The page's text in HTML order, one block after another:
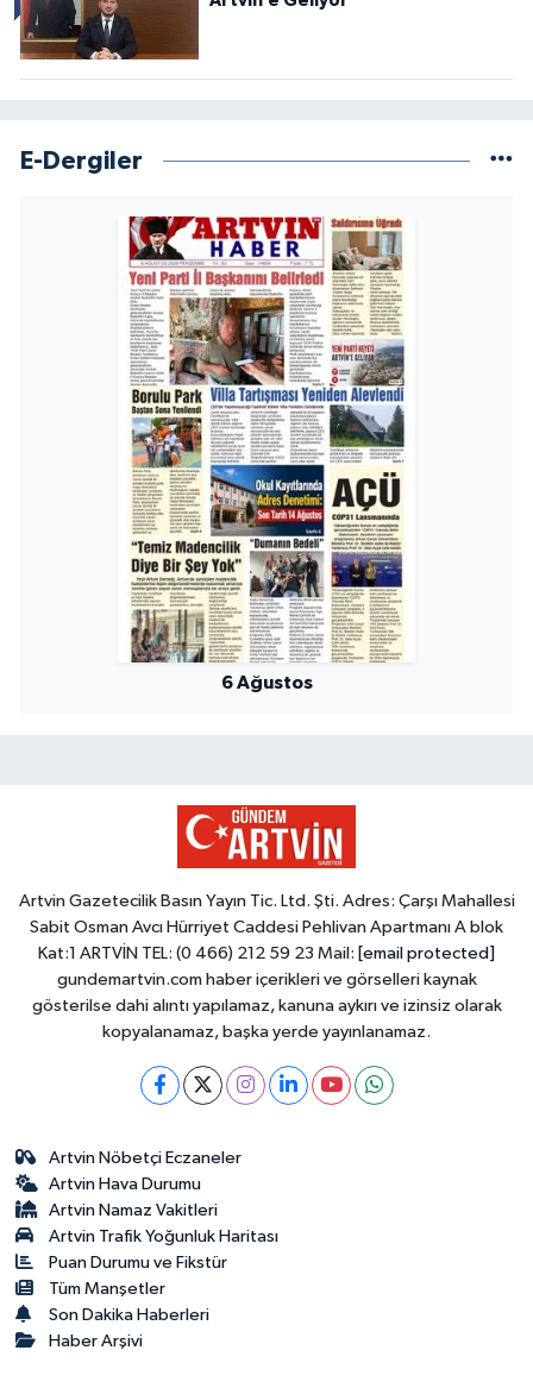
E-Dergiler
6 Ağustos
Artvin Gazetecilik Basın Yayın Tic. Ltd. Şti. Adres: Çarşı Mahallesi
Sabit Osman Avcı Hürriyet Caddesi Pehlivan Apartmanı A blok
Kat:1 ARTVİN TEL: (0 466) 212 59 23 Mail: [email protected]
gundemartvin.com haber içerikleri ve görselleri kaynak
gösterilse dahi alıntı yapılamaz, kanuna aykırı ve izinsiz olarak
kopyalanamaz, başka yerde yayınlanamaz.
Artvin Nöbetçi Eczaneler
Artvin Hava Durumu
Artvin Namaz Vakitleri
Artvin Trafik Yoğunluk Haritası
Puan Durumu ve Fikstür
Tüm Manşetler
Son Dakika Haberleri
Haber Arşivi